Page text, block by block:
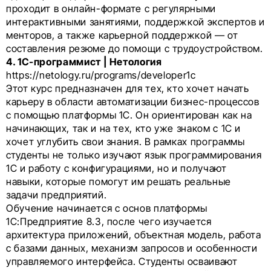
проходит в онлайн-формате с регулярными
интерактивными занятиями, поддержкой экспертов и
менторов, а также карьерной поддержкой — от
составления резюме до помощи с трудоустройством.
4. 1С-программист | Нетология
https://netology.ru/programs/developer1c
Этот курс предназначен для тех, кто хочет начать
карьеру в области автоматизации бизнес-процессов
с помощью платформы 1С. Он ориентирован как на
начинающих, так и на тех, кто уже знаком с 1С и
хочет углубить свои знания. В рамках программы
студенты не только изучают язык программирования
1С и работу с конфигурациями, но и получают
навыки, которые помогут им решать реальные
задачи предприятий.
Обучение начинается с основ платформы
1С:Предприятие 8.3, после чего изучается
архитектура приложений, объектная модель, работа
с базами данных, механизм запросов и особенности
управляемого интерфейса. Студенты осваивают